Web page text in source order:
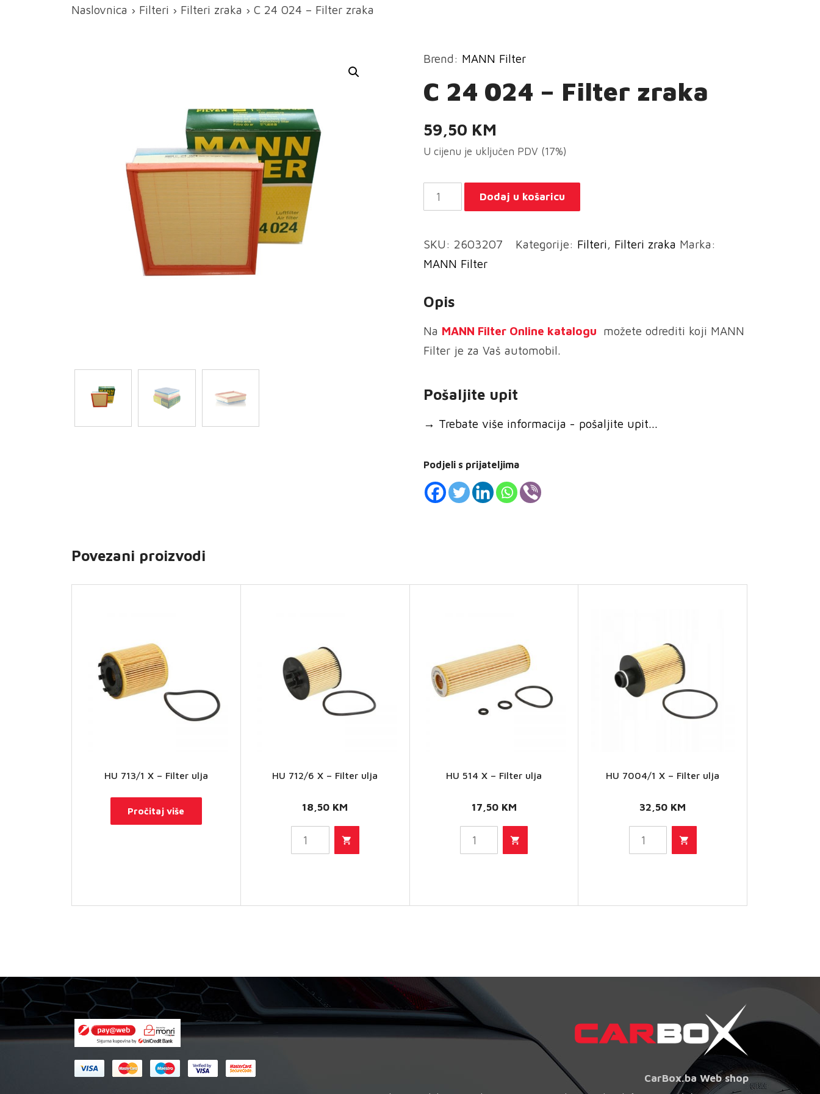
Naslovnica › Filteri › Filteri zraka › C 24 024 – Filter zraka
Brend: MANN Filter
C 24 024 – Filter zraka
59,50 KM
U cijenu je uključen PDV (17%)
24
-
Filter
količina
Dodaj u košaricu
SKU: 2603207 Kategorije: Filteri, Filteri zraka Marka:
MANN Filter
Opis
Na MANN Filter Online katalogu možete odrediti koji MANN
Filter je za Vaš automobil.
Pošaljite upit
→ Trebate više informacija - pošaljite upit...
Podjeli s prijateljima
Povezani proizvodi
HU 713/1 X – Filter ulja
Pročitaj više
HU 712/6 X – Filter ulja
18,50 KM
HU
Filter
ulja
HU 514 X – Filter ulja
17,50 KM
Filter
HU 7004/1 X – Filter ulja
32,50 KM
HU
Filter
ulja
CarBox.ba Web shop